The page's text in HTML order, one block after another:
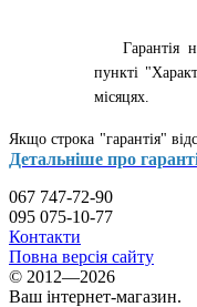
Гарантія
пункті
місяцях.
Якщо строка "гарантія"
Детальніше про
067 747-72-90
095 075-10-77
Контакти
Повна версія сайту
© 2012—2026
Ваш інтернет-магазин.